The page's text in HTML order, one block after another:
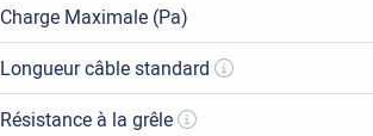
Charge Maximale (Pa)
Longueur câble standard
Résistance à la grêle